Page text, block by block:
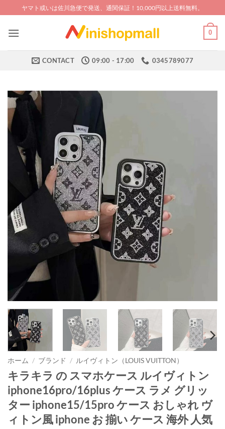
to
content
ヤマト或いは佐川急便で発送、通関保証！10,000円以上送料無料。
0
CONTACT 09:00 - 17:00 0345789077
ホーム / ブランド / ルイヴィトン（LOUIS VUITTON）
キラキラ の スマホケース ルイヴィトン
iphone16pro/16plus ケース ラメ グリッ
ター iphone15/15pro ケース おしゃれ ヴ
ィトン風 iphone お 揃い ケース 海外 人気